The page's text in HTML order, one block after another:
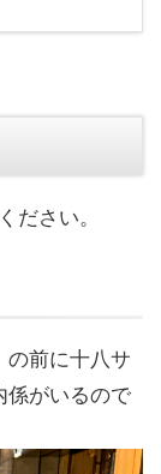
ださい。
の前に十八サ
係がいるので